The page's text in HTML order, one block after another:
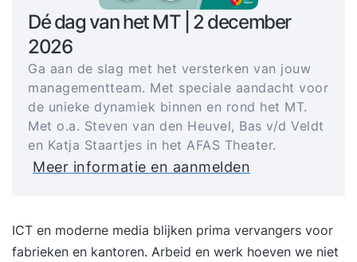
Dé dag van het MT | 2 december
2026
Ga aan de slag met het versterken van jouw
managementteam. Met speciale aandacht voor
de unieke dynamiek binnen en rond het MT.
Met o.a. Steven van den Heuvel, Bas v/d Veldt
en Katja Staartjes in het AFAS Theater.
Meer informatie en aanmelden
ICT en moderne media blijken prima vervangers voor
fabrieken en kantoren. Arbeid en werk hoeven we niet